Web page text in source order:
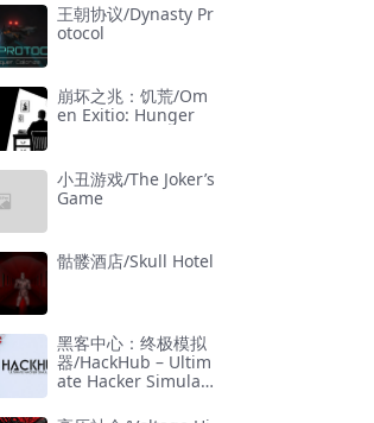
王朝协议/Dynasty Pr
otocol
崩坏之兆：饥荒/Om
en Exitio: Hunger
小丑游戏/The Joker’s
Game
骷髅酒店/Skull Hotel
黑客中心：终极模拟
器/HackHub – Ultim
ate Hacker Simulat